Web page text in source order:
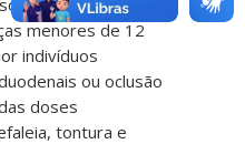
menores de 12
indivíduos
ou oclusão
doses
tontura e